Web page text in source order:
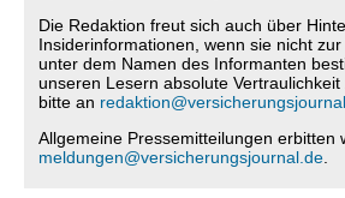
Die Redaktion freut sich auch über
Insiderinformationen, wenn sie nicht
unter dem Namen des Informanten
unseren Lesern absolute
bitte an
Allgemeine Pressemitteilungen erbitten
meldungen@versicherungsjournal.de